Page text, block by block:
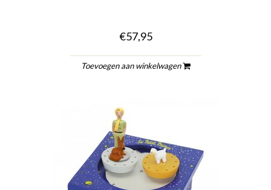
€57,95
Toevoegen aan winkelwagen